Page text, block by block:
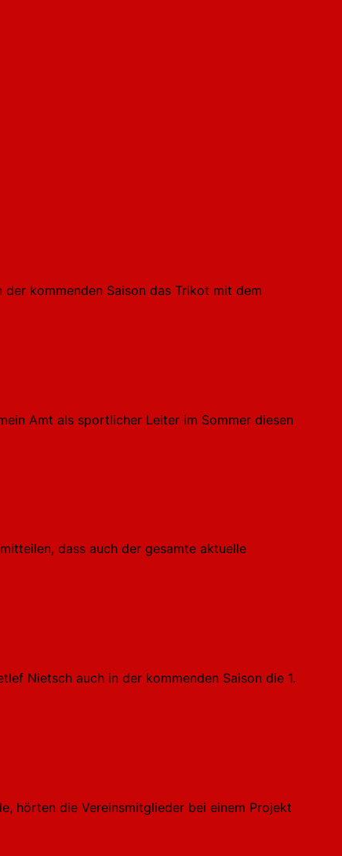
kommenden Saison das Trikot mit dem
Amt als sportlicher Leiter im Sommer diesen
dass auch der gesamte aktuelle
Nietsch auch in der kommenden Saison die 1.
hörten die Vereinsmitglieder bei einem Projekt